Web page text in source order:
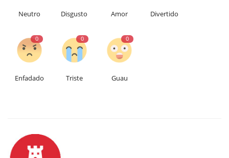
Neutro Disgusto Amor Divertido
0
Enfadado
0
Triste
0
Guau